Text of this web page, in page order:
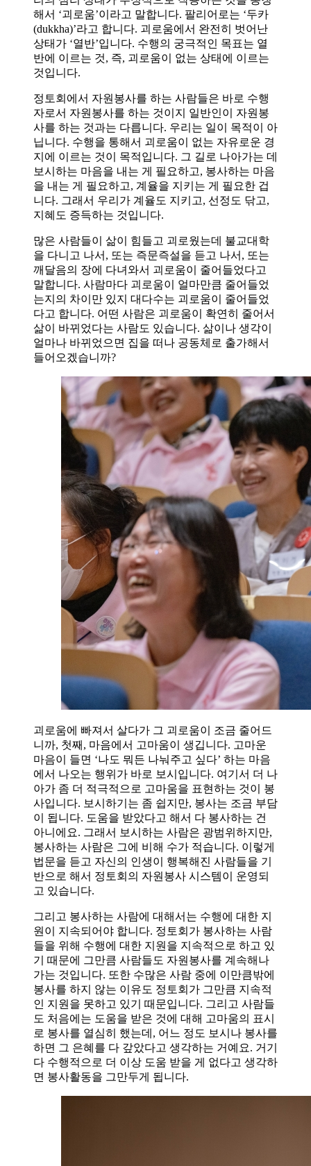
해서 ‘괴로움’이라고 말합니다. 팔리어로는 ‘두카
(dukkha)’라고 합니다. 괴로움에서 완전히 벗어난
상태가 ‘열반’입니다. 수행의 궁극적인 목표는 열
반에 이르는 것, 즉, 괴로움이 없는 상태에 이르는
것입니다.
정토회에서 자원봉사를 하는 사람들은 바로 수행
자로서 자원봉사를 하는 것이지 일반인이 자원봉
사를 하는 것과는 다릅니다. 우리는 일이 목적이 아
닙니다. 수행을 통해서 괴로움이 없는 자유로운 경
지에 이르는 것이 목적입니다. 그 길로 나아가는 데
보시하는 마음을 내는 게 필요하고, 봉사하는 마음
을 내는 게 필요하고, 계율을 지키는 게 필요한 겁
니다. 그래서 우리가 계율도 지키고, 선정도 닦고,
지혜도 증득하는 것입니다.
많은 사람들이 삶이 힘들고 괴로웠는데 불교대학
을 다니고 나서, 또는 즉문즉설을 듣고 나서, 또는
깨달음의 장에 다녀와서 괴로움이 줄어들었다고
말합니다. 사람마다 괴로움이 얼마만큼 줄어들었
는지의 차이만 있지 대다수는 괴로움이 줄어들었
다고 합니다. 어떤 사람은 괴로움이 확연히 줄어서
삶이 바뀌었다는 사람도 있습니다. 삶이나 생각이
얼마나 바뀌었으면 집을 떠나 공동체로 출가해서
들어오겠습니까?
괴로움에 빠져서 살다가 그 괴로움이 조금 줄어드
니까, 첫째, 마음에서 고마움이 생깁니다. 고마운
마음이 들면 ‘나도 뭐든 나눠주고 싶다’ 하는 마음
에서 나오는 행위가 바로 보시입니다. 여기서 더 나
아가 좀 더 적극적으로 고마움을 표현하는 것이 봉
사입니다. 보시하기는 좀 쉽지만, 봉사는 조금 부담
이 됩니다. 도움을 받았다고 해서 다 봉사하는 건
아니에요. 그래서 보시하는 사람은 광범위하지만,
봉사하는 사람은 그에 비해 수가 적습니다. 이렇게
법문을 듣고 자신의 인생이 행복해진 사람들을 기
반으로 해서 정토회의 자원봉사 시스템이 운영되
고 있습니다.
그리고 봉사하는 사람에 대해서는 수행에 대한 지
원이 지속되어야 합니다. 정토회가 봉사하는 사람
들을 위해 수행에 대한 지원을 지속적으로 하고 있
기 때문에 그만큼 사람들도 자원봉사를 계속해나
가는 것입니다. 또한 수많은 사람 중에 이만큼밖에
봉사를 하지 않는 이유도 정토회가 그만큼 지속적
인 지원을 못하고 있기 때문입니다. 그리고 사람들
도 처음에는 도움을 받은 것에 대해 고마움의 표시
로 봉사를 열심히 했는데, 어느 정도 보시나 봉사를
하면 그 은혜를 다 갚았다고 생각하는 거예요. 거기
다 수행적으로 더 이상 도움 받을 게 없다고 생각하
면 봉사활동을 그만두게 됩니다.